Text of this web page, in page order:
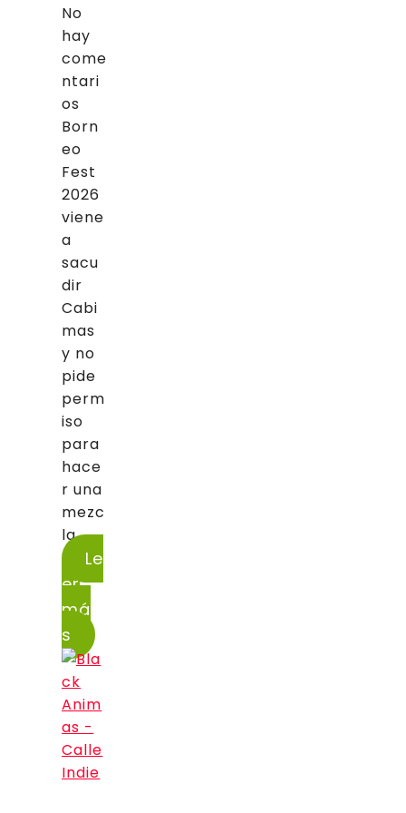
No
hay
come
ntari
os
Born
eo
Fest
2026
viene
a
sacu
dir
Cabi
mas
y no
pide
perm
iso
para
hace
r una
mezc
la...
Le
er
má
s